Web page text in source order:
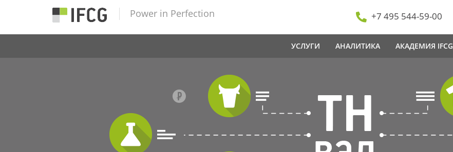
Power in Perfection +7 495 544-59-00
УСЛУГИ АНАЛИТИКА АКАДЕМИЯ IFCG